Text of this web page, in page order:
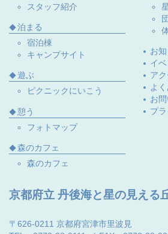
スタッフ紹介
泊まる
宿泊棟
キャンプサイト
遊ぶ
ピクニックにいこう
憩う
フォトマップ
森のカフェ
森のカフェ
お
イ
ア
よ
お
プ
京都府立 丹後海と星の見える
〒626-0211 京都府宮津市里波見